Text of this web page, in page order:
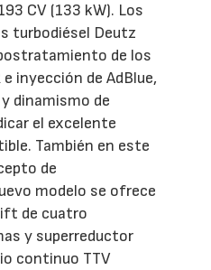
CV (133 kW). Los
turbodiésel Deutz
de los
inyección de AdBlue,
dinamismo de
el excelente
También en este
de
modelo se ofrece
de cuatro
y superreductor
continuo TTV